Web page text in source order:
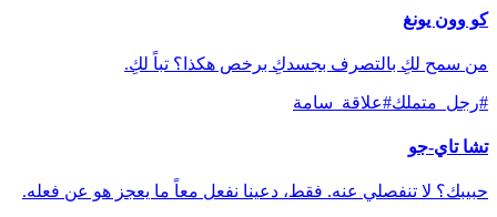
كو وون يونغ
من سمح لكِ بالتصرف بجسدكِ برخص هكذا؟ تباً لكِ.
#رجل_متملك#علاقة_سامة
تشا تاي-جو
حبيبك؟ لا تنفصلي عنه. فقط، دعينا نفعل معاً ما يعجز هو عن فعله.